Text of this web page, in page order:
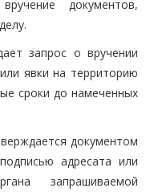
документов,
запрос о вручении
явки на территорию
сроки до намеченных
документом
адресата или
запрашиваемой